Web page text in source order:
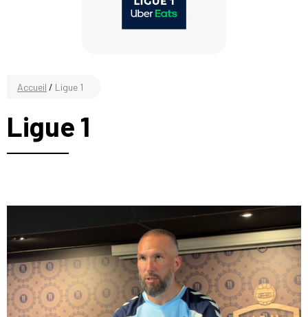
Accueil / Ligue 1
Ligue 1